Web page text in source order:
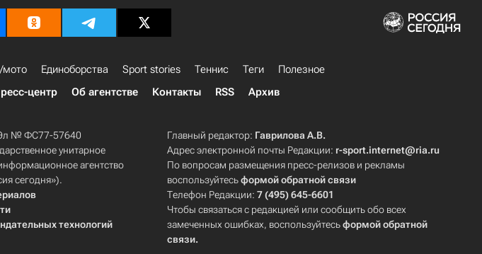
мото Единоборства Sport stories Теннис Теги
Полезное
центр Об агентстве Контакты RSS Архив
Эл № ФС77-57640
унитарное
агентство
сегодня»).
технологий
Главный редактор: Гаврилова А.В.
Адрес электронной почты Редакции: r-sport.internet@ria.ru
По вопросам размещения пресс-релизов и рекламы
воспользуйтесьформой обратной связи
Телефон Редакции:7 (495) 645-6601
Чтобы связаться с редакцией или сообщить обо всех
замеченных ошибках, воспользуйтесьформой обратной
связи.